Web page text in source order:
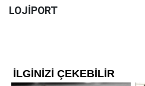
LOJİPORT